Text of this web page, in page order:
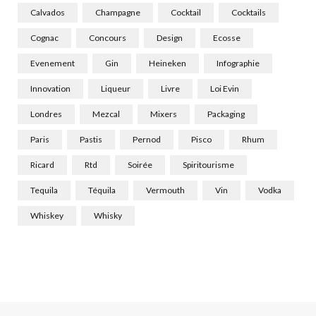
Calvados Champagne Cocktail Cocktails
Cognac Concours Design Ecosse
Evenement Gin Heineken Infographie
Innovation Liqueur Livre Loi Evin
Londres Mezcal Mixers Packaging
Paris Pastis Pernod Pisco Rhum
Ricard Rtd Soirée Spiritourisme
Tequila Téquila Vermouth Vin Vodka
Whiskey Whisky